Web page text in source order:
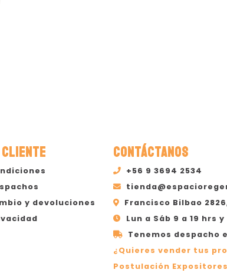
y devoluciones
CONTÁCTANOS
+56 9 3694 2534
Francisco Bilbao
Lun a Sáb 9 a 19 hrs y
Tenemos despacho
¿Quieres vender tus
Postulación